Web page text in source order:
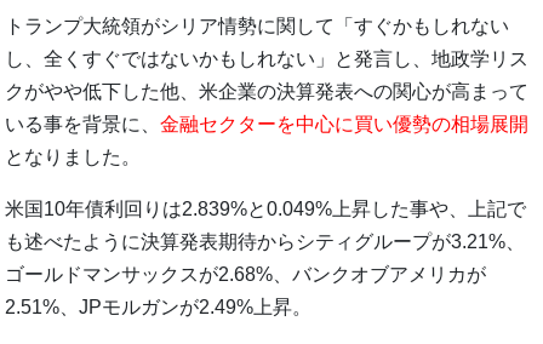
トランプ大統領がシリア情勢に関して「すぐかもしれない
し、全くすぐではないかもしれない」と発言し、地政学リス
クがやや低下した他、米企業の決算発表への関心が高まって
いる事を背景に、金融セクターを中心に買い優勢の相場展開
となりました。
米国10年債利回りは2.839%と0.049%上昇した事や、上記で
も述べたように決算発表期待からシティグループが3.21%、
ゴールドマンサックスが2.68%、バンクオブアメリカが
2.51%、JPモルガンが2.49%上昇。